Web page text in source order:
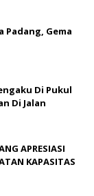
Padang, Gema
Di Pukul
Di Jalan
APRESIASI
KAPASITAS